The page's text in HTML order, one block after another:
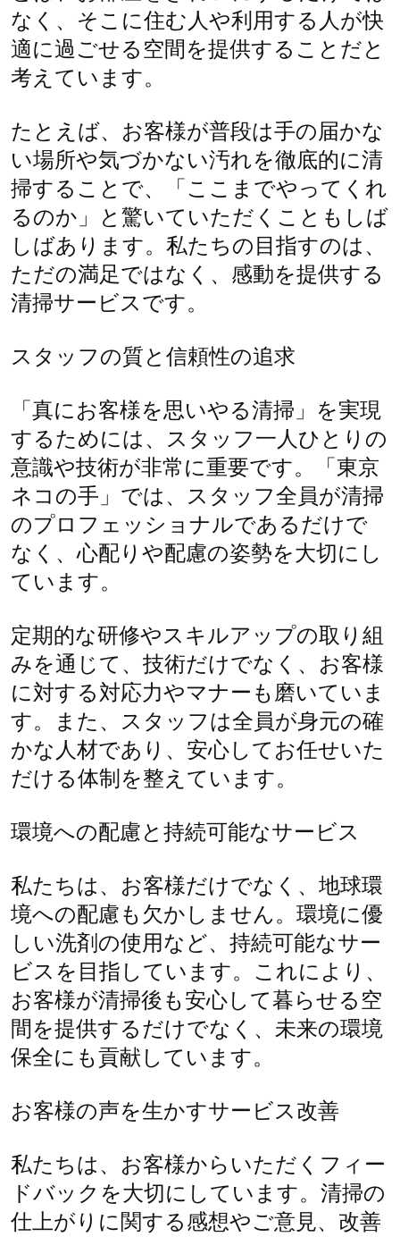
なく、そこに住む人や利用する人が快
適に過ごせる空間を提供することだと
考えています。
たとえば、お客様が普段は手の届かな
い場所や気づかない汚れを徹底的に清
掃することで、「ここまでやってくれ
るのか」と驚いていただくこともしば
しばあります。私たちの目指すのは、
ただの満足ではなく、感動を提供する
清掃サービスです。
スタッフの質と信頼性の追求
「真にお客様を思いやる清掃」を実現
するためには、スタッフ一人ひとりの
意識や技術が非常に重要です。「東京
ネコの手」では、スタッフ全員が清掃
のプロフェッショナルであるだけで
なく、心配りや配慮の姿勢を大切にし
ています。
定期的な研修やスキルアップの取り組
みを通じて、技術だけでなく、お客様
に対する対応力やマナーも磨いていま
す。また、スタッフは全員が身元の確
かな人材であり、安心してお任せいた
だける体制を整えています。
環境への配慮と持続可能なサービス
私たちは、お客様だけでなく、地球環
境への配慮も欠かしません。環境に優
しい洗剤の使用など、持続可能なサー
ビスを目指しています。これにより、
お客様が清掃後も安心して暮らせる空
間を提供するだけでなく、未来の環境
保全にも貢献しています。
お客様の声を生かすサービス改善
私たちは、お客様からいただくフィー
ドバックを大切にしています。清掃の
仕上がりに関する感想やご意見、改善